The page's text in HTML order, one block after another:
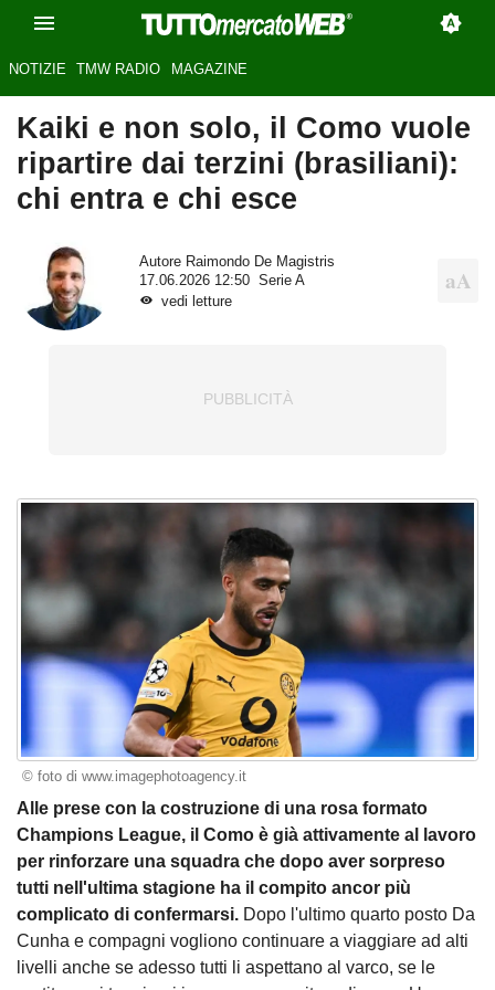
NOTIZIE TMW RADIO MAGAZINE
Kaiki e non solo, il Como vuole
ripartire dai terzini (brasiliani):
chi entra e chi esce
Autore Raimondo De Magistris
17.06.2026 12:50
Serie A
vedi letture
© foto di www.imagephotoagency.it
Alle prese con la costruzione di una rosa formato
Champions League, il Como è già attivamente al lavoro
per rinforzare una squadra che dopo aver sorpreso
tutti nell'ultima stagione ha il compito ancor più
complicato di confermarsi. Dopo l'ultimo quarto posto Da
Cunha e compagni vogliono continuare a viaggiare ad alti
livelli anche se adesso tutti li aspettano al varco, se le